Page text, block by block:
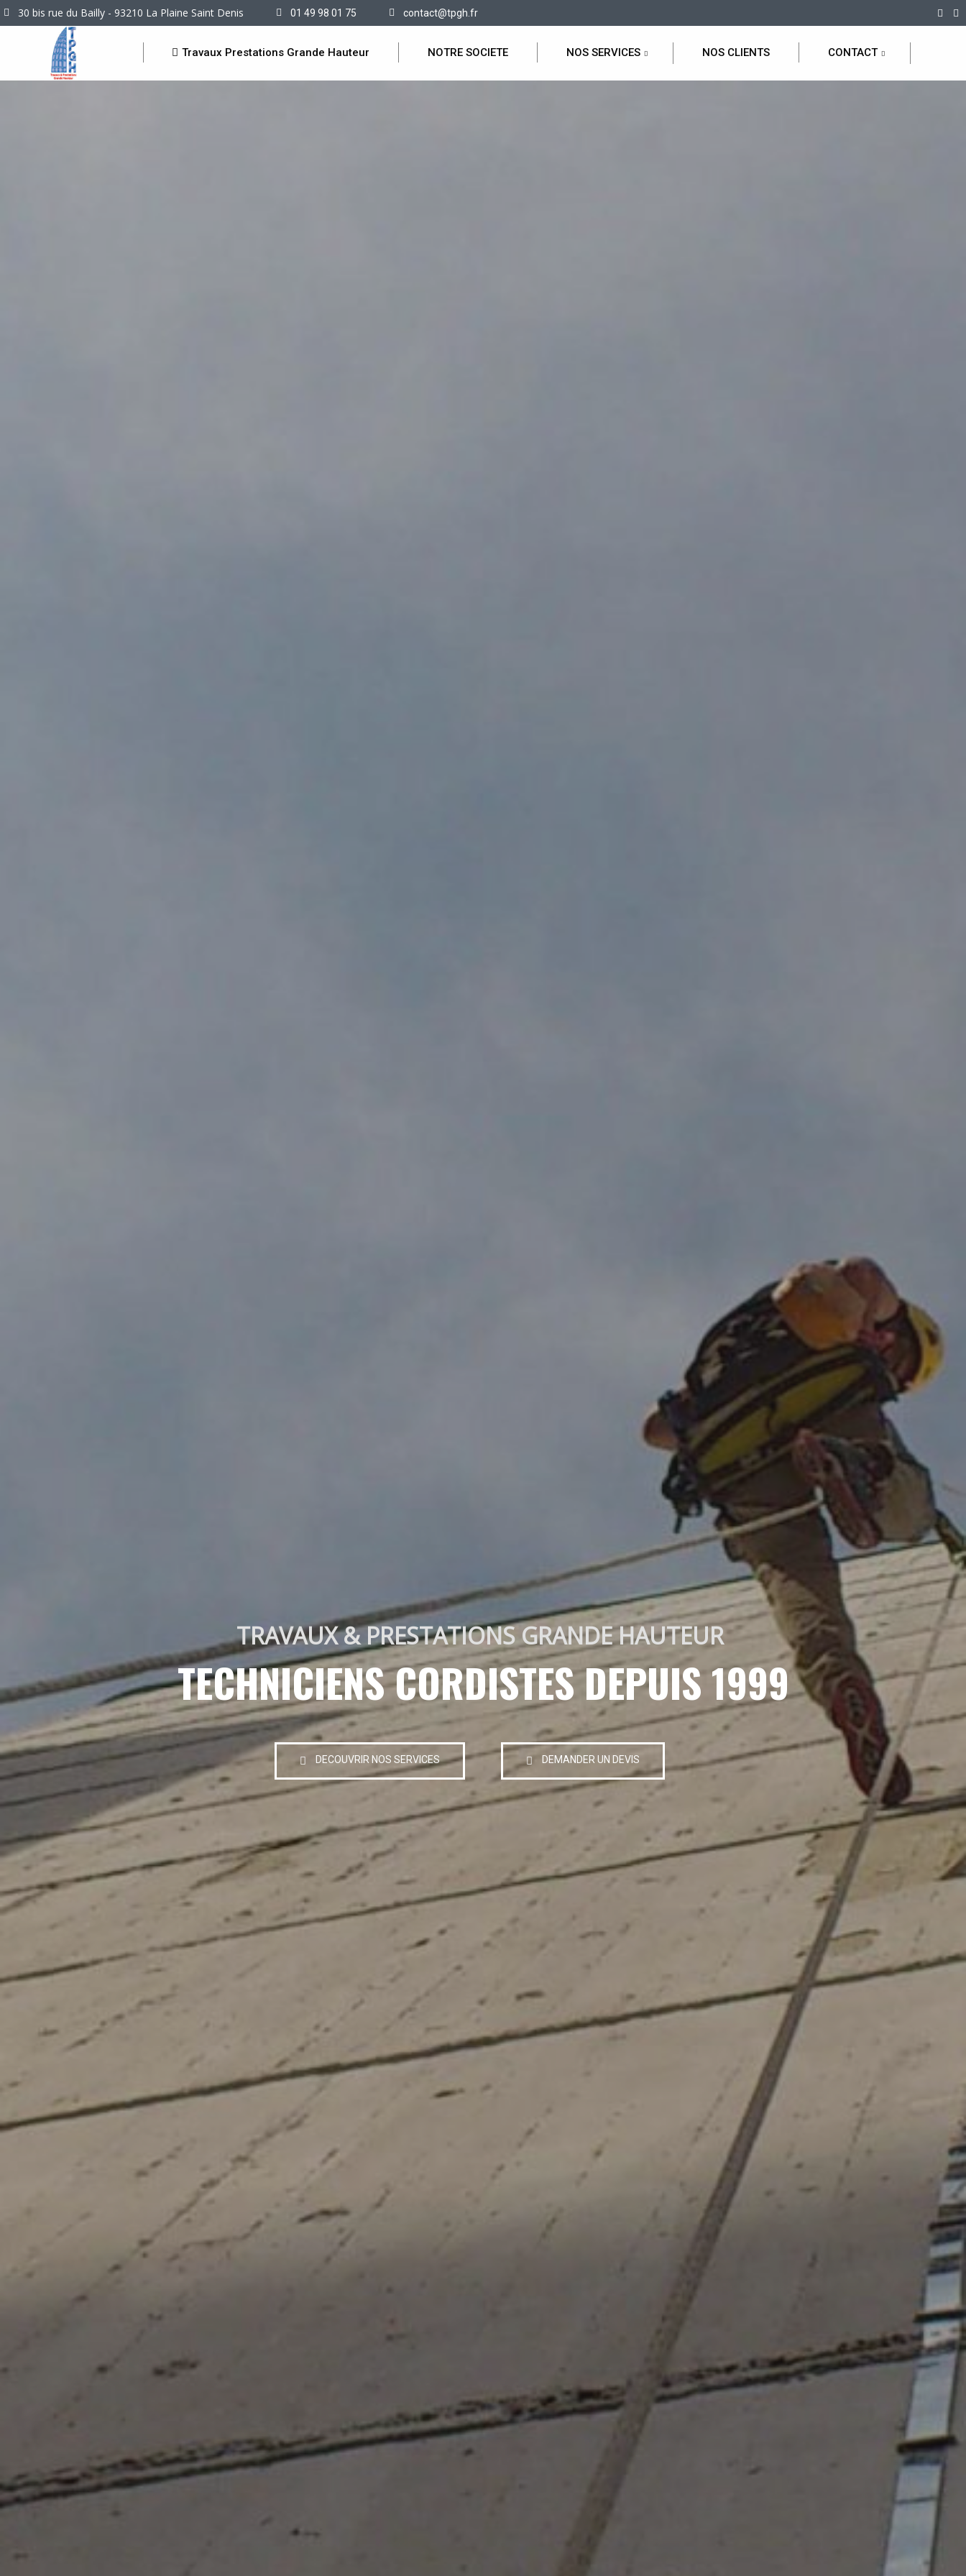
30 bis rue du Bailly - 93210 La Plaine Saint Denis 01 49 98 01 75 contact@tpgh.fr
Travaux Prestations Grande Hauteur NOTRE SOCIETE NOS SERVICES NOS CLIENTS CONTACT
TRAVAUX & PRESTATIONS GRANDE HAUTEUR
TECHNICIENS CORDISTES DEPUIS 1999
DECOUVRIR NOS SERVICES DEMANDER UN DEVIS